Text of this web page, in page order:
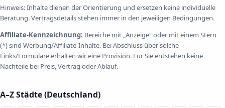
Hinweis: Inhalte dienen der Orientierung und ersetzen keine individuelle
Beratung. Vertragsdetails stehen immer in den jeweiligen Bedingungen.
Affiliate-Kennzeichnung: Bereiche mit „Anzeige“ oder mit einem Stern
(*) sind Werbung/Affiliate-Inhalte. Bei Abschluss über solche
Links/Formulare erhalten wir eine Provision. Für Sie entstehen keine
Nachteile bei Preis, Vertrag oder Ablauf.
A–Z Städte (Deutschland)